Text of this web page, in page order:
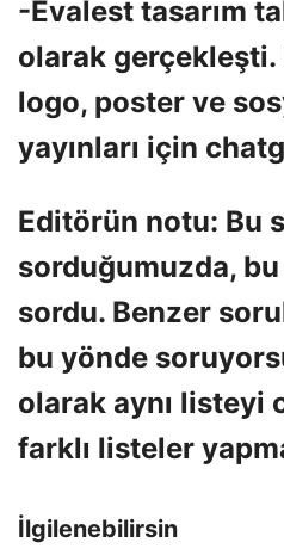
-Evalest tasarım
olarak gerçekleşti.
logo, poster ve
yayınları için
Editörün notu: Bu
sorduğumuzda,
sordu. Benzer
bu yönde
olarak aynı listeyi
farklı listeler
İlgilenebilirsin